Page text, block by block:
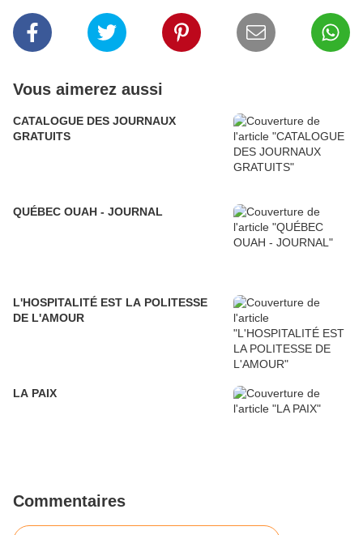
Vous aimerez aussi
CATALOGUE DES JOURNAUX
GRATUITS
QUÉBEC OUAH - JOURNAL
L'HOSPITALITÉ EST LA POLITESSE
DE L'AMOUR
LA PAIX
Commentaires